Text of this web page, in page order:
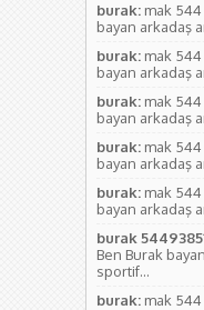
burak: mak 544
bayan arkadaş
burak: mak 544
bayan arkadaş
burak: mak 544
bayan arkadaş
burak: mak 544
bayan arkadaş
burak: mak 544
bayan arkadaş
burak
Ben Burak
sportif...
burak: mak 544